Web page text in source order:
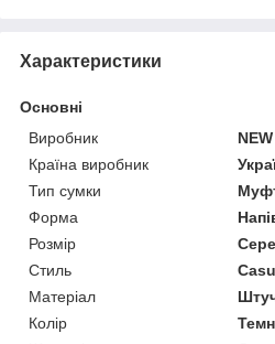
Характеристики
Основні
Виробник
NEW
Країна виробник
Тип сумки
Форма
Розмір
Стиль
Матеріал
Колір